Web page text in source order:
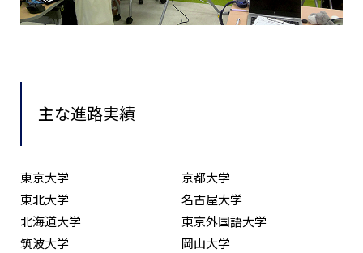
主な進路実績
東京大学
京都大学
東北大学
名古屋大学
北海道大学
東京外国語大学
筑波大学
岡山大学